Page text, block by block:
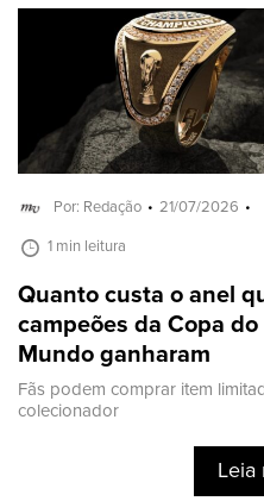
Por: Redação 21/07/2026
1 min leitura
Quanto custa o anel
campeões da Copa do
Mundo ganharam
Fãs podem comprar item
colecionador
Leia